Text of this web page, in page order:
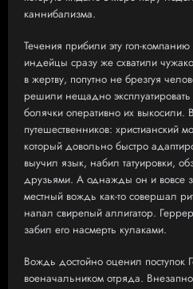
каннибализма.
Течения прибили эту гоп-
индейцы сразу же схватили
в жертву, попутно не брезгуя
решили нещадно
болячки оперативно их выкосили.
путешественников: христианский
который довольно быстро
выучил язык, набил татуировки,
друзьями. А однажды он и вовсе
местный вождь как-то совершал
напал свирепый аллигатор.
забил его насмерть кулаками.
Вождь достойно оценил поступок
военачальником отряда.